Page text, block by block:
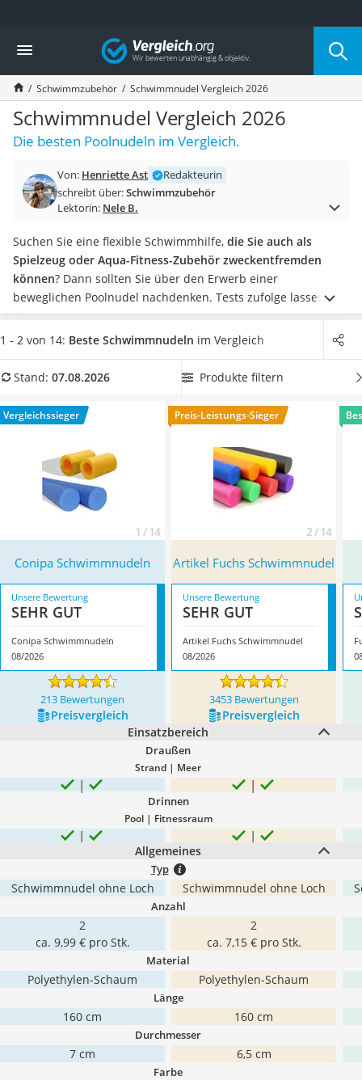
Die beliebtesten Vergleiche nach Kategorie
Freizeit & Sport
Gartentrampolin
Trampolin
Metalldetektor
Eufab-Fahrradträger
Trampolin 366 cm
Aluminium-Koffer
Futterboot
E-Bike-Dreirad
Trekkingschuhe Herren
Reisetasche mit Rollen
Klimmzugstation
Koffer
Nachtsichtgerät
Handgepäck-Koffer
Wanderschuhe Herren
Sicherheitsweste Reiten
Vergleich
Schwimmzubehör Schwimmnudel Vergleich 2026
Schwimmnudel Vergleich 2026
Die besten Poolnudeln im Vergleich.
Von: Henriette Ast
Redakteurin
schreibt über:Schwimmzubehör
Lektorin: Nele B.
Suchen Sie eine flexible Schwimmhilfe, die Sie auch als
Spielzeug oder Aqua-Fitness-Zubehör zweckentfremden
können? Dann sollten Sie über den Erwerb einer
beweglichen Poolnudel nachdenken. Tests zufolge lassen
sich die biegbaren Schwimmnudeln einfach anwenden:
Unter den Armen platziert, geben sie dem Oberkörper
horizontaler Lage die gewünschten Schwimmbewegungen
strapazierfähige Schwimmnudeln in vielen Farbvarianten
Überzeugt hat uns hier im August 2026 besonders das
Conipa Schwimmnudeln mit seinen Eigenschaften.
1 - 2 von 14: Beste Schwimmnudeln im Vergleich
Stand: 07.08.2026 Produkte filtern
Vergleichssieger
1 / 14
Preis-Leistungs-Sieger
2 / 14
Conipa Schwimmnudeln Artikel Fuchs Schwimmnudel
Unsere Bewertung
SEHR GUT
Conipa Schwimmnudeln
08/2026
Unsere Bewertung
SEHR GUT
Artikel Fuchs Schwimmnudel
08/2026
213 Bewertungen 3453 Bewertungen
Preis­vergleich
Preis­vergleich
Einsatzbereich
Draußen
Strand | Meer
Drinnen
Pool | Fitnessraum
Allgemeines
Typ
Schwimmnudel ohne Loch Schwimmnudel ohne Loch
Anzahl
2
ca. 9,99 € pro Stk.
2
ca. 7,15 € pro Stk.
Material
Polyethylen-Schaum Polyethylen-Schaum
Länge
160 cm 160 cm
Durchmesser
7 cm 6,5 cm
Farbe